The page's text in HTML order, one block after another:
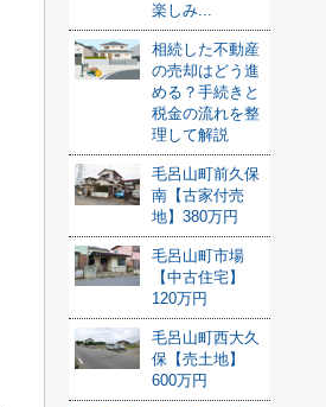
楽しみ...
相続した不動産
の売却はどう進
める？手続きと
税金の流れを整
理して解説
毛呂山町前久保
南【古家付売
地】380万円
毛呂山町市場
【中古住宅】
120万円
毛呂山町西大久
保【売土地】
600万円